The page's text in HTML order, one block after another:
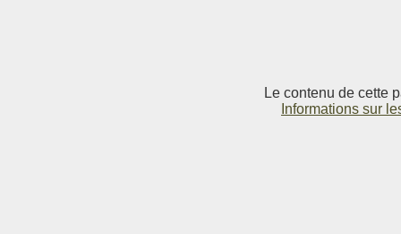
Le contenu de cette
Informations sur